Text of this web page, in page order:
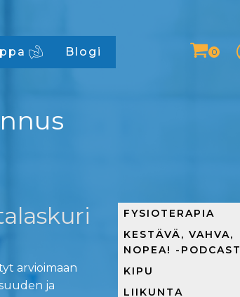
Blogi
arvioimaan
ja
FYSIOTERAPIA
KESTÄVÄ, VAHVA,
NOPEA! -PODCAST
KIPU
LIIKUNTA